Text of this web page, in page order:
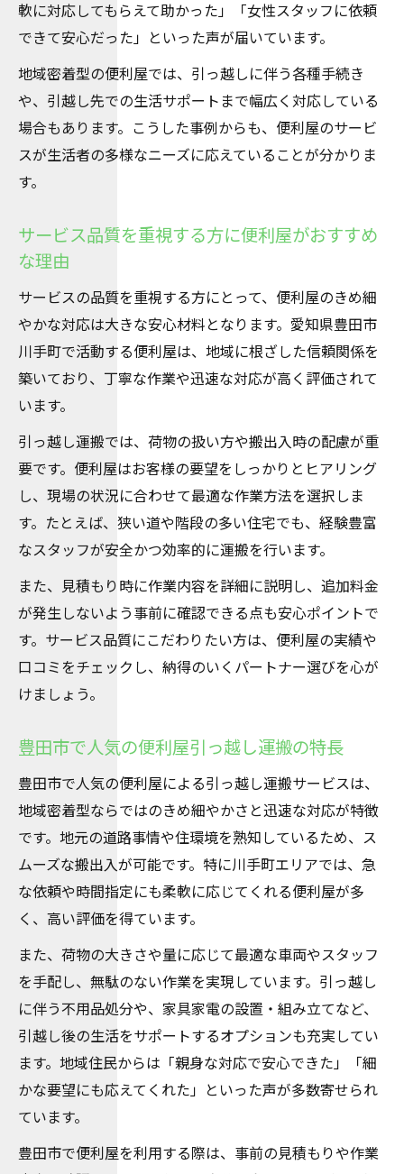
軟に対応してもらえて助かった」「女性スタッフに依頼
できて安心だった」といった声が届いています。
地域密着型の便利屋では、引っ越しに伴う各種手続き
や、引越し先での生活サポートまで幅広く対応している
場合もあります。こうした事例からも、便利屋のサービ
スが生活者の多様なニーズに応えていることが分かりま
す。
サービス品質を重視する方に便利屋がおすすめ
な理由
サービスの品質を重視する方にとって、便利屋のきめ細
やかな対応は大きな安心材料となります。愛知県豊田市
川手町で活動する便利屋は、地域に根ざした信頼関係を
築いており、丁寧な作業や迅速な対応が高く評価されて
います。
引っ越し運搬では、荷物の扱い方や搬出入時の配慮が重
要です。便利屋はお客様の要望をしっかりとヒアリング
し、現場の状況に合わせて最適な作業方法を選択しま
す。たとえば、狭い道や階段の多い住宅でも、経験豊富
なスタッフが安全かつ効率的に運搬を行います。
また、見積もり時に作業内容を詳細に説明し、追加料金
が発生しないよう事前に確認できる点も安心ポイントで
す。サービス品質にこだわりたい方は、便利屋の実績や
口コミをチェックし、納得のいくパートナー選びを心が
けましょう。
豊田市で人気の便利屋引っ越し運搬の特長
豊田市で人気の便利屋による引っ越し運搬サービスは、
地域密着型ならではのきめ細やかさと迅速な対応が特徴
です。地元の道路事情や住環境を熟知しているため、ス
ムーズな搬出入が可能です。特に川手町エリアでは、急
な依頼や時間指定にも柔軟に応じてくれる便利屋が多
く、高い評価を得ています。
また、荷物の大きさや量に応じて最適な車両やスタッフ
を手配し、無駄のない作業を実現しています。引っ越し
に伴う不用品処分や、家具家電の設置・組み立てなど、
引越し後の生活をサポートするオプションも充実してい
ます。地域住民からは「親身な対応で安心できた」「細
かな要望にも応えてくれた」といった声が多数寄せられ
ています。
豊田市で便利屋を利用する際は、事前の見積もりや作業